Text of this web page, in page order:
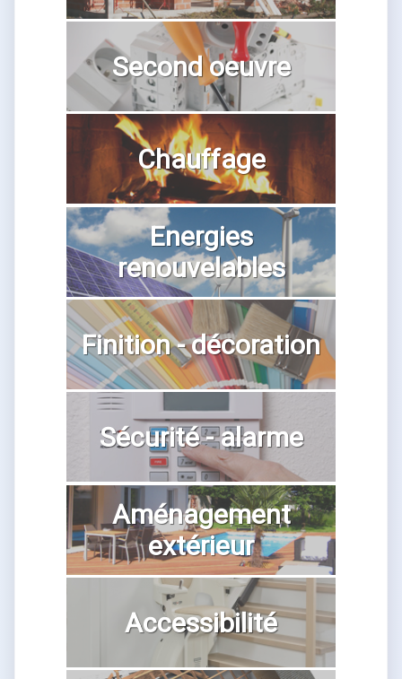
Second oeuvre
Chauffage
Energies
renouvelables
Finition - décoration
Sécurité - alarme
Aménagement
extérieur
Accessibilité